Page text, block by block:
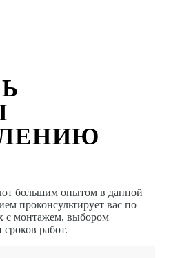
большим опытом в данной
проконсультирует вас по
с монтажем, выбором
работ.